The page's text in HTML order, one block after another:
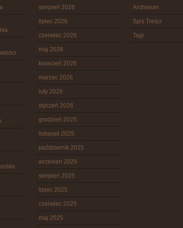
sierpień 2026
lipiec 2026
czerwiec 2026
maj 2026
kwiecień 2026
marzec 2026
luty 2026
styczeń 2026
grudzień 2025
listopad 2025
październik 2025
wrzesień 2025
sierpień 2025
lipiec 2025
czerwiec 2025
maj 2025
Archiwum
Spis Treści
Tagi